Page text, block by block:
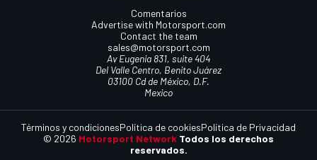
Comentarios
Advertise with Motorsport.com
Contact the team
sales@motorsport.com
Av Eugenia 831, suite 404
Del Valle Centro, Benito Juárez
03100 Cd de México, D.F.
Mexico
© 2026 Motorsport Network Todos los derechos
reservados.
Términos y condicionesPolítica de cookiesPolítica de Privacidad